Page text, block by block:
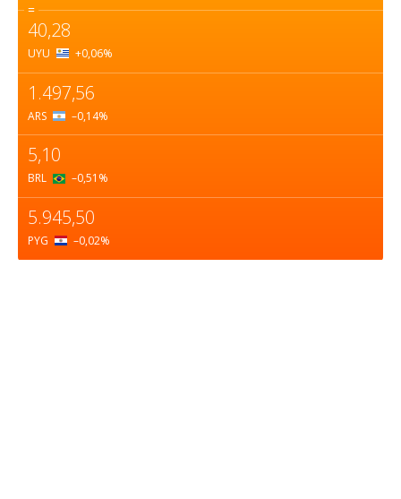
=
40,28
UYU +0,06%
1.497,56
ARS –0,14%
5,10
BRL –0,51 %
5.945,50
PYG –0,02%